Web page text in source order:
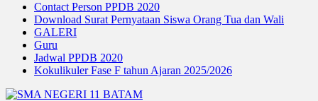
Contact Person PPDB 2020
Download Surat Pernyataan Siswa Orang Tua dan Wali
GALERI
Guru
Jadwal PPDB 2020
Kokulikuler Fase F tahun Ajaran 2025/2026